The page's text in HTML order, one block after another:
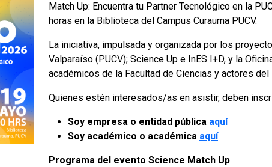
Match Up: Encuentra tu Partner Tecnológico en la
horas en la Biblioteca del Campus Curauma PUCV.
La iniciativa, impulsada y organizada por los
Valparaíso (PUCV); Science Up e InES I+D, y la
académicos de la Facultad de Ciencias y actores
Quienes estén interesados/as en asistir, deben
Soy empresa o entidad pública aquí
Soy académico o académica aquí
Programa del evento Science Match Up